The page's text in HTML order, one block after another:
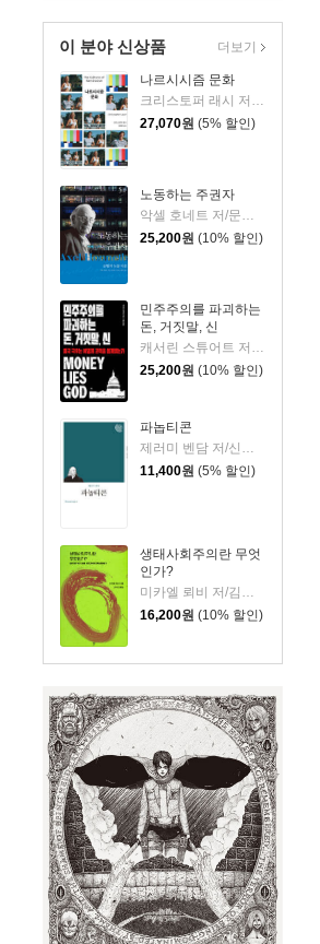
이 분야 신상품
나르시시즘 문화
27,070원 (5% 할인)
노동하는 주권자
악셀 호네트 저/문성훈,이지선,이행남 역
25,200원 (10% 할인)
민주주의를 파괴하는
돈, 거짓말, 신
캐서린 스튜어트 저/안효상 역
25,200원 (10% 할인)
파놉티콘
제러미 벤담 저/신건수 역
11,400원 (5% 할인)
생태사회주의란 무엇
인가?
미카엘 뢰비 저/김덕민 역
16,200원 (10% 할인)
더보기